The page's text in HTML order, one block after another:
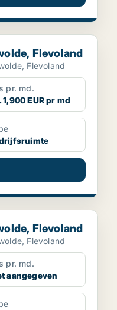
Flevoland
Flevoland
pr. md.
1,900 EUR pr md
Flevoland
Flevoland
pr. md.
aangegeven